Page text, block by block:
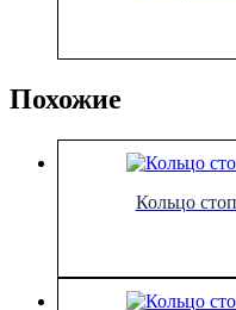
Похожие
Кольцо